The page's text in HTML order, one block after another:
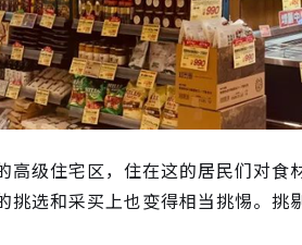
高级住宅区，住在这的居民们对
挑选和采买上也变得相当挑惕。